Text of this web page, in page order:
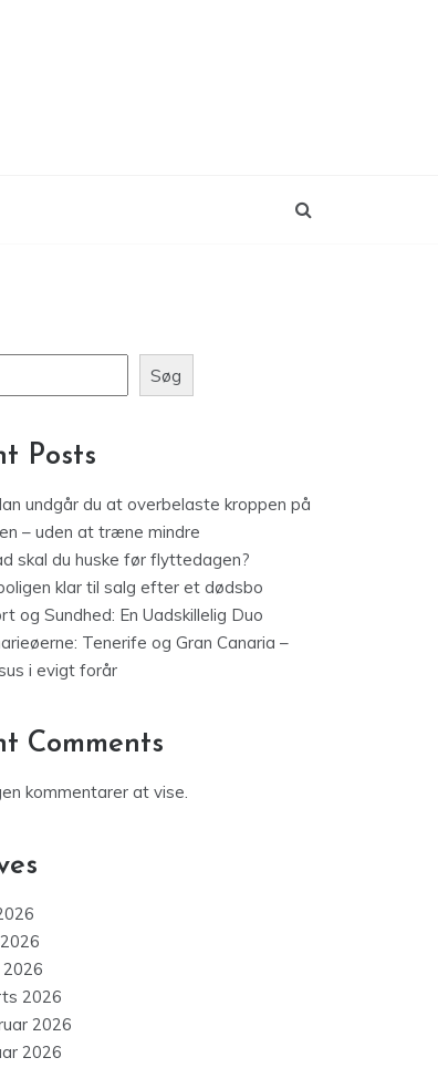
Søg
Posts
undgår du at overbelaste kroppen på
– uden at træne mindre
skal du huske før flyttedagen?
klar til salg efter et dødsbo
og Sundhed: En Uadskillelig Duo
Tenerife og Gran Canaria –
i evigt forår
Comments
kommentarer at vise.
2026
2026
2026